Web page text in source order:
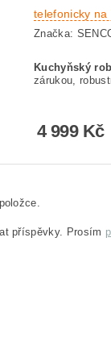
telefonicky na
Značka:
Kuchyňský
zárukou,
4 999 Kč
příspěvky. Prosím